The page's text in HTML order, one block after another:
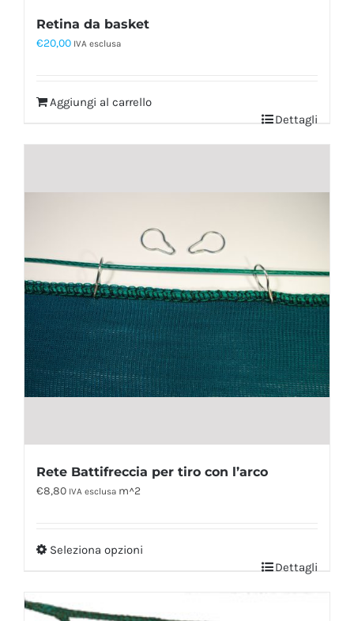
Retina da basket
€20,00 IVA esclusa
Aggiungi al carrello
Dettagli
Rete Battifreccia per tiro con l’arco
€8,80 IVA esclusa m^2
Seleziona opzioni
Dettagli